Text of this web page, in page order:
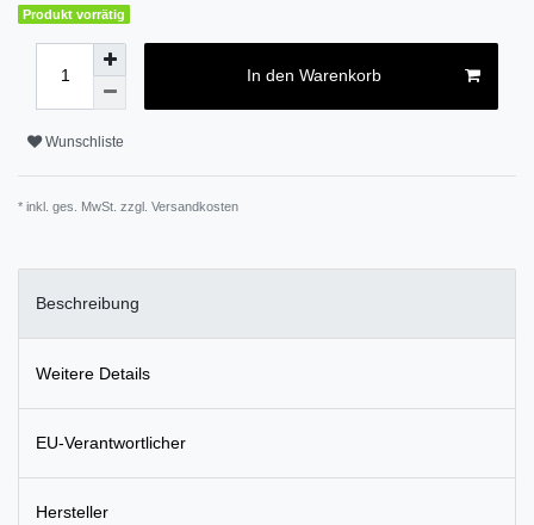
Produkt vorrätig
In den Warenkorb
Wunschliste
* inkl. ges. MwSt. zzgl. Versandkosten
Beschreibung
Weitere Details
EU-Verantwortlicher
Hersteller